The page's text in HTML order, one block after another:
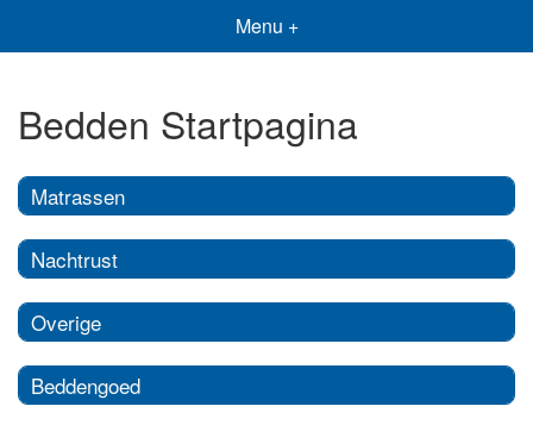
Menu +
Bedden Startpagina
Matrassen
Nachtrust
Overige
Beddengoed